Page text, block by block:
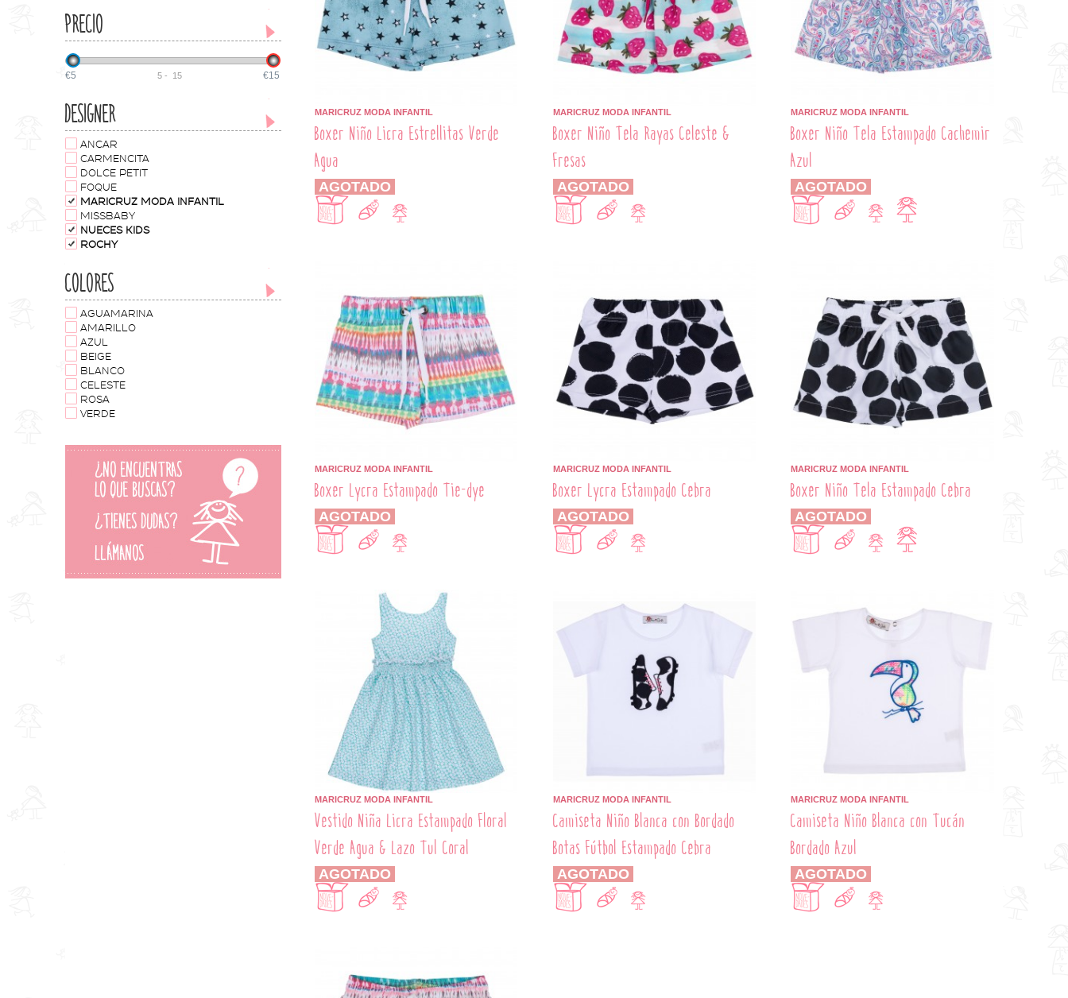
PRECIO
€5 €15
5 - 15
DESIGNER
ANCAR
CARMENCITA
DOLCE PETIT
FOQUE
MARICRUZ MODA INFANTIL
MISSBABY
NUECES KIDS
ROCHY
COLORES
AGUAMARINA
AMARILLO
AZUL
BEIGE
BLANCO
CELESTE
ROSA
VERDE
MARICRUZ MODA INFANTIL
Boxer Niño Licra Estrellitas Verde
Agua
AGOTADO
MARICRUZ MODA INFANTIL
Boxer Niño Tela Rayas Celeste &
Fresas
AGOTADO
MARICRUZ MODA INFANTIL
Boxer Niño Tela Estampado Cachemir
Azul
AGOTADO
MARICRUZ MODA INFANTIL
Boxer Lycra Estampado Tie-dye
AGOTADO
MARICRUZ MODA INFANTIL
Boxer Lycra Estampado Cebra
AGOTADO
MARICRUZ MODA INFANTIL
Boxer Niño Tela Estampado Cebra
AGOTADO
MARICRUZ MODA INFANTIL
Vestido Niña Licra Estampado Floral
Verde Agua & Lazo Tul Coral
AGOTADO
MARICRUZ MODA INFANTIL
Camiseta Niño Blanca con Bordado
Botas Fútbol Estampado Cebra
AGOTADO
MARICRUZ MODA INFANTIL
Camiseta Niño Blanca con Tucán
Bordado Azul
AGOTADO